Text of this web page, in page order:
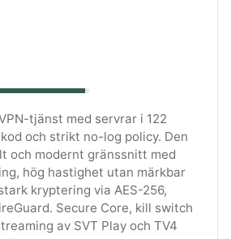
tjänst med servrar i 122
och strikt no-log policy. Den
och modernt gränssnitt med
hög hastighet utan märkbar
kryptering via AES-256,
Secure Core, kill switch
av SVT Play och TV4